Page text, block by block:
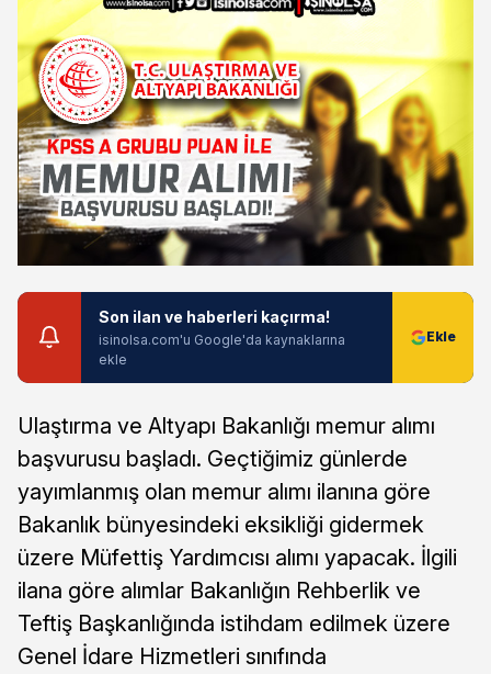
Son ilan ve haberleri kaçırma!
isinolsa.com'u Google'da kaynaklarına
ekle
Ulaştırma ve Altyapı Bakanlığı memur alımı
başvurusu başladı. Geçtiğimiz günlerde
yayımlanmış olan memur alımı ilanına göre
Bakanlık bünyesindeki eksikliği gidermek
üzere Müfettiş Yardımcısı alımı yapacak. İlgili
ilana göre alımlar Bakanlığın Rehberlik ve
Teftiş Başkanlığında istihdam edilmek üzere
Genel İdare Hizmetleri sınıfında